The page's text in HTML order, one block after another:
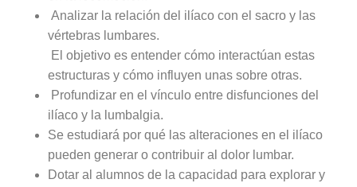
Analizar la relación del ilíaco con el sacro y las
vértebras lumbares.
El objetivo es entender cómo interactúan estas
estructuras y cómo influyen unas sobre otras.
Profundizar en el vínculo entre disfunciones del
ilíaco y la lumbalgia.
Se estudiará por qué las alteraciones en el ilíaco
pueden generar o contribuir al dolor lumbar.
Dotar al alumnos de la capacidad para explorar y